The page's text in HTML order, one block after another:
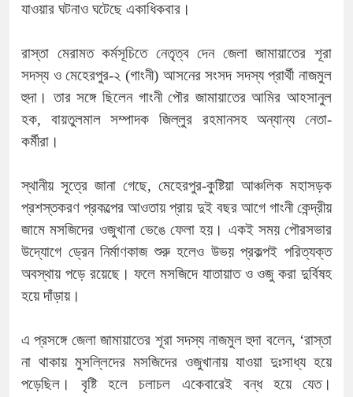
যাওয়ার ঘটনাও ঘটেছে একাধিকবার।
রাস্তা মেরামত কর্মসূচিতে নেতৃত্ব দেন জেলা জামায়াতের শূরা
সদস্য ও মেহেরপুর-২ (গাংনী) আসনের সংসদ সদস্য প্রার্থী নাজমুল
হুদা। তার সঙ্গে ছিলেন গাংনী পৌর জামায়াতের আমির আহসানুল
হক, বায়তুলমাল সম্পাদক জিল্লুর রহমানসহ অন্যান্য নেতা-
কর্মীরা।
স্থানীয় সূত্রে জানা গেছে, মেহেরপুর-কুষ্টিয়া আঞ্চলিক মহাসড়ক
প্রশস্তকরণ প্রকল্পের আওতায় প্রায় দুই বছর আগে গাংনী কেন্দ্রীয়
জামে মসজিদের ওজুখানা ভেঙে ফেলা হয়। একই সময় পৌরসভার
উদ্যোগে ড্রেন নির্মাণকাজ শুরু হলেও উভয় প্রকল্পই পরিত্যক্ত
অবস্থায় পড়ে রয়েছে। ফলে মসজিদে যাতায়াত ও ওজু করা দুর্বিষহ
হয়ে দাঁড়ায়।
এ প্রসঙ্গে জেলা জামায়াতের শূরা সদস্য নাজমুল হুদা বলেন, ‘রাস্তা
না থাকায় মুসল্লিদের মসজিদের ওজুখানায় যাওয়া দুঃসাধ্য হয়ে
পড়েছিল। বৃষ্টি হলে চলাচল একেবারেই বন্ধ হয়ে যেত।